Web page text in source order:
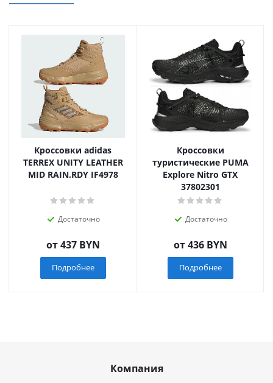
Кроссовки adidas
TERREX UNITY LEATHER
MID RAIN.RDY IF4978
Достаточно
от437 BYN
Подробнее
Кроссовки
туристические PUMA
Explore Nitro GTX
37802301
Достаточно
от436 BYN
Подробнее
Компания